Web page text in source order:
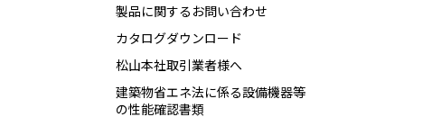
製品に関するお問い合わせ
カタログダウンロード
松山本社取引業者様へ
建築物省エネ法に係る設備機器等
の性能確認書類